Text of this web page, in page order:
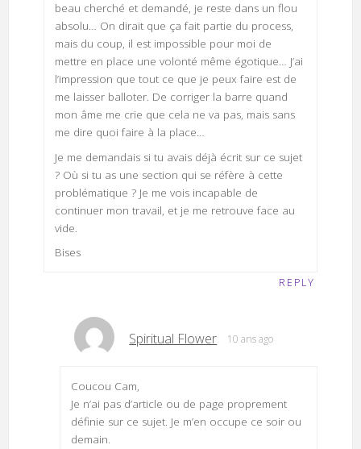
beau cherché et demandé, je reste dans un flou
absolu… On dirait que ça fait partie du process,
mais du coup, il est impossible pour moi de
mettre en place une volonté même égotique… J’ai
l’impression que tout ce que je peux faire est de
me laisser balloter. De corriger la barre quand
mon âme me crie que cela ne va pas, mais sans
me dire quoi faire à la place…
Je me demandais si tu avais déjà écrit sur ce sujet
? Où si tu as une section qui se réfère à cette
problématique ? Je me vois incapable de
continuer mon travail, et je me retrouve face au
vide.
Bises
REPLY
Spiritual Flower 10 ans ago
Coucou Cam,
Je n’ai pas d’article ou de page proprement
définie sur ce sujet. Je m’en occupe ce soir ou
demain.